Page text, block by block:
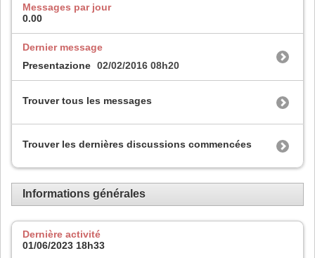
Messages par jour
0.00
Dernier message
Presentazione 02/02/2016 08h20
Trouver tous les messages
Trouver les dernières discussions commencées
Informations générales
Dernière activité
01/06/2023 18h33